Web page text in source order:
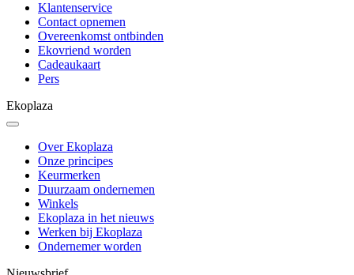
Klantenservice
Contact opnemen
Overeenkomst ontbinden
Ekovriend worden
Cadeaukaart
Pers
Ekoplaza
Over Ekoplaza
Onze principes
Keurmerken
Duurzaam ondernemen
Winkels
Ekoplaza in het nieuws
Werken bij Ekoplaza
Ondernemer worden